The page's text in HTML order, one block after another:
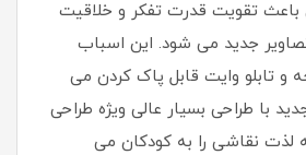
باعث تقویت قدرت تفکر و خلاقیت
جدید می شود. این اسباب
و تابلو وایت قابل پاک کردن می
با طراحی بسیار عالی ویژه طراحی
لذت نقاشی را به کودکان می